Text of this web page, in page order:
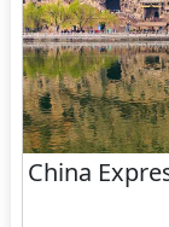
China